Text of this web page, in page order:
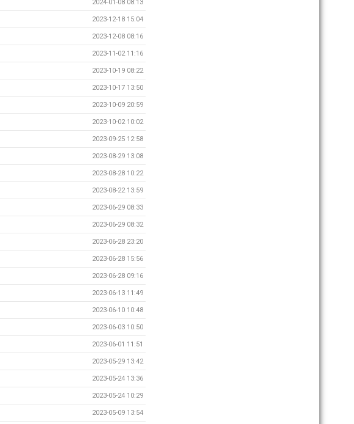
2024-01-08 08:13
2023-12-18 15:04
2023-12-08 08:16
2023-11-02 11:16
2023-10-19 08:22
2023-10-17 13:50
2023-10-09 20:59
2023-10-02 10:02
2023-09-25 12:58
2023-08-29 13:08
2023-08-28 10:22
2023-08-22 13:59
2023-06-29 08:33
2023-06-29 08:32
2023-06-28 23:20
2023-06-28 15:56
2023-06-28 09:16
2023-06-13 11:49
2023-06-10 10:48
2023-06-03 10:50
2023-06-01 11:51
2023-05-29 13:42
2023-05-24 13:36
2023-05-24 10:29
2023-05-09 13:54